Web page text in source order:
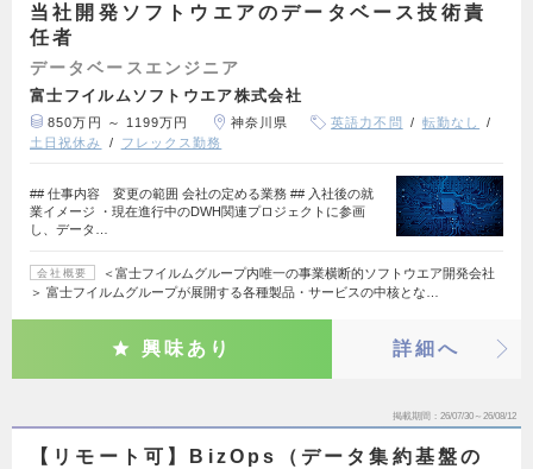
当社開発ソフトウエアのデータベース技術責
任者
データベースエンジニア
富士フイルムソフトウエア株式会社
850万円 ～ 1199万円 神奈川県 英語力不問
転勤なし
土日祝休み
フレックス勤務
## 仕事内容 変更の範囲 会社の定める業務 ## 入社後の就
業イメージ ・現在進行中のDWH関連プロジェクトに参画
し、データ…
会社概要
＜富士フイルムグループ内唯一の事業横断的ソフトウエア開発会社
＞ 富士フイルムグループが展開する各種製品・サービスの中核とな…
興味あり 詳細へ
掲載期間 26/07/30～26/08/12
【リモート可】BizOps（データ集約基盤の